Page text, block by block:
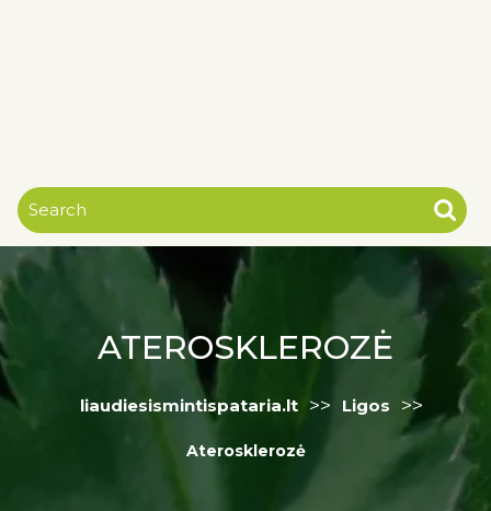
ATEROSKLEROZĖ
liaudiesismintispataria.lt >> Ligos >>
Aterosklerozė